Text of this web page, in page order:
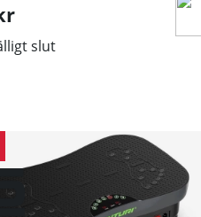
slut